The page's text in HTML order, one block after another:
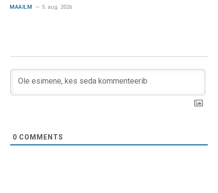
MAAILM 5. aug. 2026
0 COMMENTS